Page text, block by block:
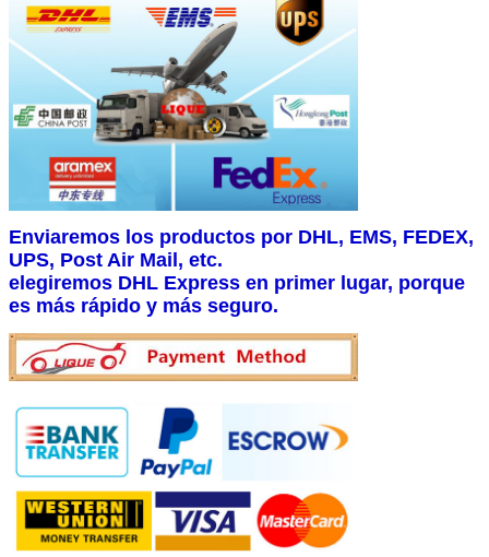
Enviaremos los productos por DHL, EMS, FEDEX,
UPS, Post Air Mail, etc.
elegiremos DHL Express en primer lugar, porque
es más rápido y más seguro.